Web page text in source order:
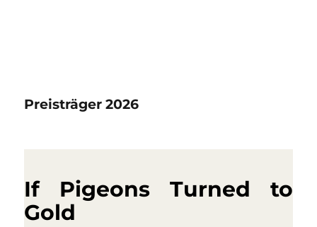
Preisträger 2026
If Pigeons Turned to
Gold